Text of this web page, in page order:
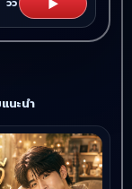
วิว4 ▶
นะนำ